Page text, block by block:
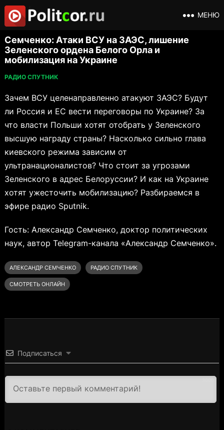
МЕНЮ
Семченко: Атаки ВСУ на ЗАЭС, лишение
Зеленского ордена Белого Орла и
мобилизация на Украине
РАДИО СПУТНИК
Зачем ВСУ целенаправленно атакуют ЗАЭС? Будут
ли Россия и ЕС вести переговоры по Украине? За
что власти Польши хотят отобрать у Зеленского
высшую награду страны? Насколько сильно глава
киевского режима зависим от
ультранационалистов? Что стоит за угрозами
Зеленского в адрес Белоруссии? И как на Украине
хотят ужесточить мобилизацию? Разбираемся в
эфире радио Sputnik.
Гость: Александр Семченко, доктор политических
наук, автор Telegram-канала «Александр Семченко».
АЛЕКСАНДР СЕМЧЕНКО РАДИО СПУТНИК
СМОТРЕТЬ ОНЛАЙН
Подписаться